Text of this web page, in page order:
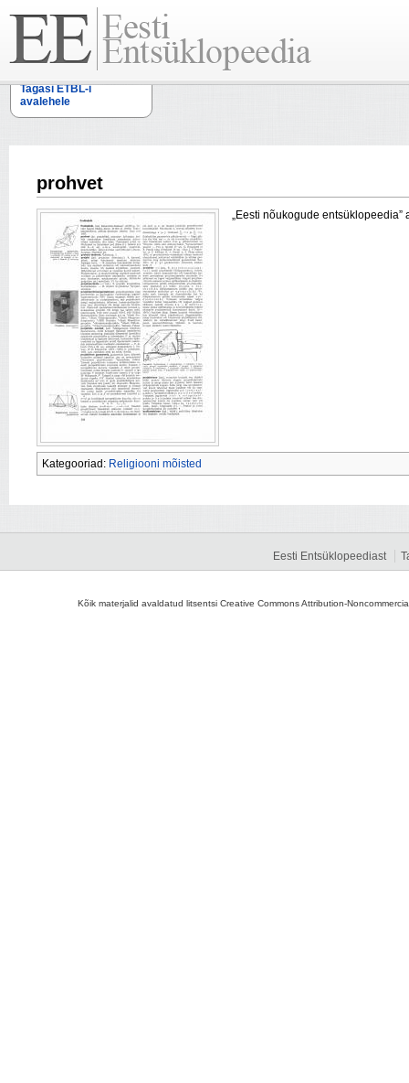
Tagasi ETBL-i
avalehele
prohvet
„Eesti nõukogude
Kategooriad: Religiooni mõisted
Eesti Entsüklopeediast
Kõik materjalid avaldatud litsentsi Creative Commons Attribution-